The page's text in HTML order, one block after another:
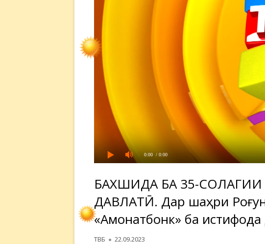
0:00 / 0:00
БАХШИДА БА 35-
ДАВЛАТӢ. Дар шаҳри
«Амонатбонк» ба
Автор
ТВБ Опубликовано
22.09.2023